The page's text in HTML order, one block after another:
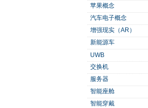
苹果概念
汽车电子概念
增强现实（AR）
新能源车
UWB
交换机
服务器
智能座舱
智能穿戴